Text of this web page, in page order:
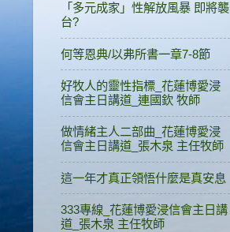
「多元成家」性解放風暴 即將襲
台?
何等恩典/以弗所書一章7-8節
好牧人的靈性指標_花蓮博愛浸
信會主日講道_連國欽 牧師
做情緒主人二部曲_花蓮博愛浸
信會主日講道_張木泉 主任牧師
這一年才真正領悟什麼是真安息
333專線_花蓮博愛浸信會主日講
道_張木泉 主任牧師